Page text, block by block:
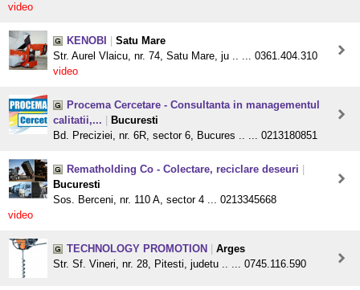
video
KENOBI
Satu Mare
Str. Aurel Vlaicu, nr. 74, Satu Mare, ju .. ... 0361.404.310
video
Procema Cercetare - Consultanta in managementul
calitatii,...
Bucuresti
Bd. Preciziei, nr. 6R, sector 6, Bucures .. ... 0213180851
Rematholding Co - Colectare, reciclare deseuri
Bucuresti
Sos. Berceni, nr. 110 A, sector 4 ... 0213345668
video
TECHNOLOGY PROMOTION
Arges
Str. Sf. Vineri, nr. 28, Pitesti, judetu .. ... 0745.116.590